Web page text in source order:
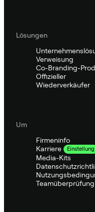
Lösungen
Verweisung
Co-Branding-
Offizieller
Wiederverkäufer
Um
Firmeninfo
Karriere
Einstellung
Media-Kits
Teamüberprüfung